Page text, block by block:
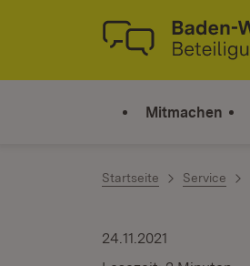
Zum Inhalt springen
Link zur Startseite
Mitmachen
Startseite Service
24.11.2021